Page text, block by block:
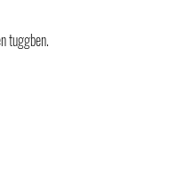
tuggben.